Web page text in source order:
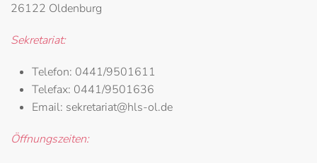
26122 Oldenburg
Sekretariat:
Telefon: 0441/9501611
Telefax: 0441/9501636
Email: sekretariat@hls-ol.de
Öffnungszeiten: